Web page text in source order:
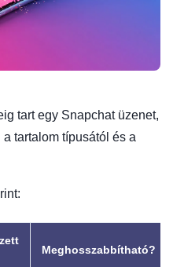
tart egy Snapchat üzenet,
tartalom típusától és a
Meghosszabbítható?